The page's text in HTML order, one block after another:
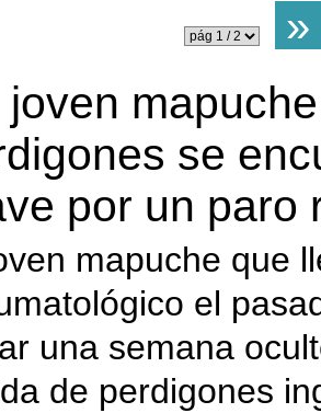
»
joven
se
por un paro
mapuche que
el
una semana
de perdigones